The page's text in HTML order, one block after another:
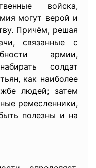
войска,
могут верой и
Причём, решая
связанные с
армии,
солдат
как наиболее
людей; затем
ремесленники,
полезны и на